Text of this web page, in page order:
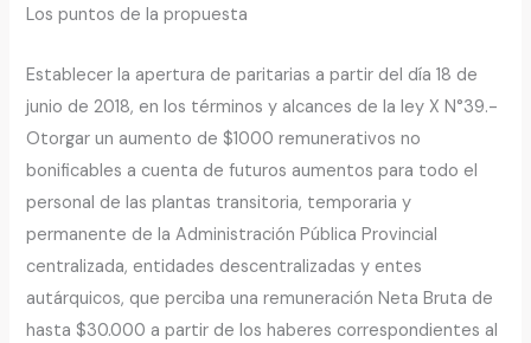
Los puntos de la propuesta
Establecer la apertura de paritarias a partir del día 18 de
junio de 2018, en los términos y alcances de la ley X N°39.-
Otorgar un aumento de $1000 remunerativos no
bonificables a cuenta de futuros aumentos para todo el
personal de las plantas transitoria, temporaria y
permanente de la Administración Pública Provincial
centralizada, entidades descentralizadas y entes
autárquicos, que perciba una remuneración Neta Bruta de
hasta $30.000 a partir de los haberes correspondientes al